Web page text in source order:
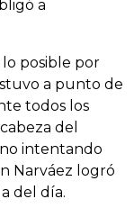
a
lo posible por
a punto de
todos los
del
intentando
Narváez logró
del día.